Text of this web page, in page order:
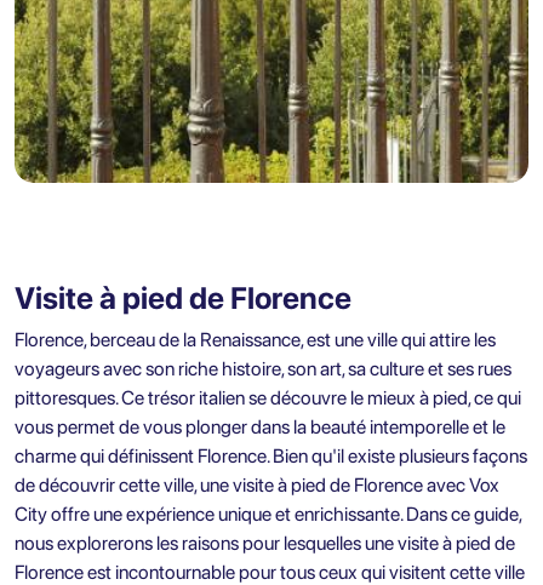
Visite à pied de Florence
Florence, berceau de la Renaissance, est une ville qui attire les
voyageurs avec son riche histoire, son art, sa culture et ses rues
pittoresques. Ce trésor italien se découvre le mieux à pied, ce qui
vous permet de vous plonger dans la beauté intemporelle et le
charme qui définissent Florence. Bien qu'il existe plusieurs façons
de découvrir cette ville, une visite à pied de Florence avec Vox
City offre une expérience unique et enrichissante. Dans ce guide,
nous explorerons les raisons pour lesquelles une visite à pied de
Florence est incontournable pour tous ceux qui visitent cette ville